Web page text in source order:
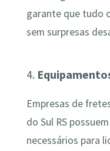
garante que tudo
sem surpresas
4.
Empresas de
do Sul RS
necessários para